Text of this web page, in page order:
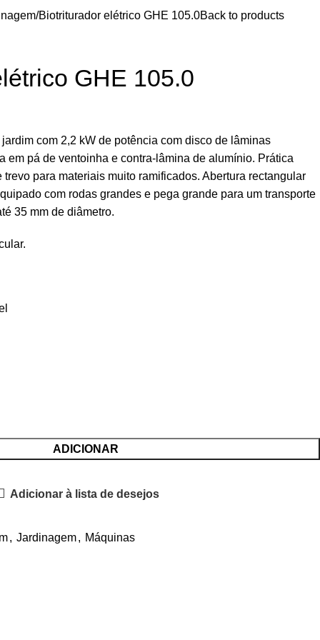
Biotriturador elétrico GHE 105.0Back to products
GHE 105.0
com 2,2 kW de potência com disco de lâminas
em pá de ventoinha e contra-lâmina de alumínio. Prática
para materiais muito ramificados. Abertura rectangular
com rodas grandes e pega grande para um transporte
35 mm de diâmetro.
ADICIONAR
Adicionar à lista de desejos
, Jardinagem, Máquinas